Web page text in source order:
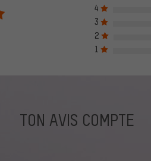
4
3
2
1
TON AVIS COMPTE